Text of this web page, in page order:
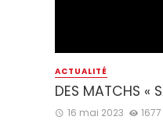
ACTUALITÉ
DES MATCHS «
16 mai 2023